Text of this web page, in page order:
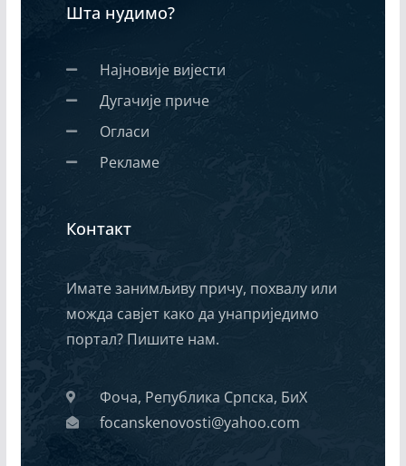
Шта нудимо?
Најновије вијести
Дугачије приче
Огласи
Рекламе
Контакт
Имате занимљиву причу, похвалу или
можда савјет како да унаприједимо
портал? Пишите нам.
Фоча, Република Српска, БиХ
focanskenovosti@yahoo.com